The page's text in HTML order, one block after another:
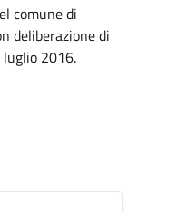
comune di
deliberazione di
luglio 2016.